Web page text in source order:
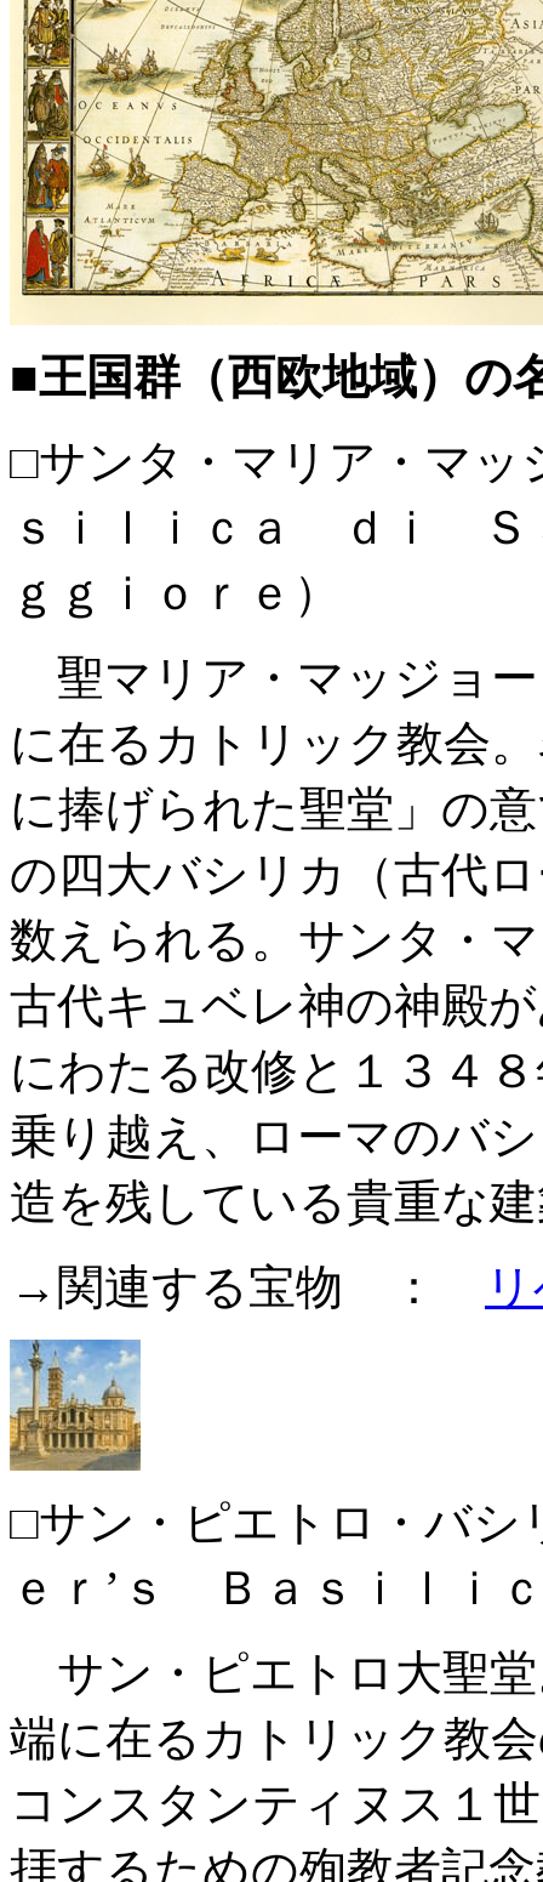
■王国群（西欧地域）の
□サンタ・マリア・マ
ｓｉｌｉｃａ ｄｉ
ｇｇｉｏｒｅ）
聖マリア・マッジョ
に在るカトリック教会
に捧げられた聖堂」の
の四大バシリカ（古代
数えられる。サンタ・
古代キュベレ神の神殿
にわたる改修と１３４
乗り越え、ローマのバ
造を残している貴重な
→関連する宝物 ：
□サン・ピエトロ・バ
ｅｒ’ｓ Ｂａｓｉｌｉ
サン・ピエトロ大聖
端に在るカトリック教
コンスタンティヌス１
拝するための殉教者記